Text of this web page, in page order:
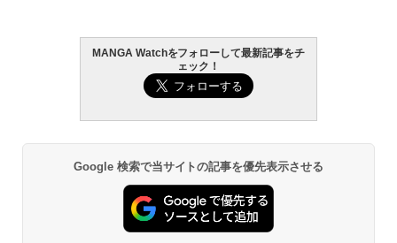
MANGA Watchをフォローして最新記事をチ
ェック！
Google 検索で当サイトの記事を優先表示させる